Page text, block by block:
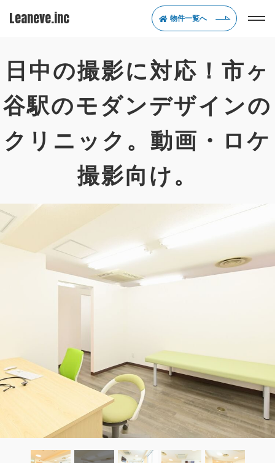
Leaneve.inc 物件一覧へ
日中の撮影に対応！市ヶ
谷駅のモダンデザインの
クリニック。動画・ロケ
撮影向け。